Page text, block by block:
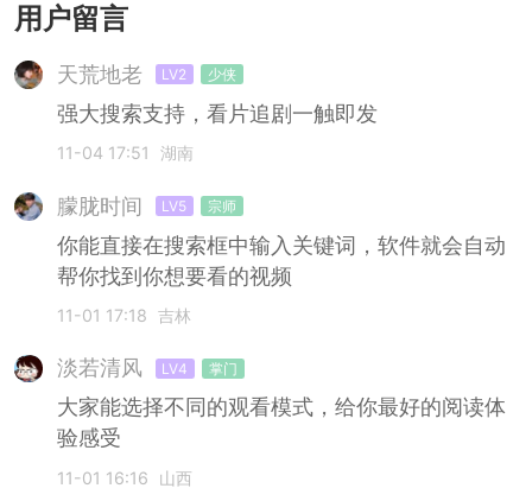
用户留言
天荒地老 LV2 少侠
强大搜索支持，看片追剧一触即发
11-04 17:51 湖南
朦胧时间 LV5 宗师
你能直接在搜索框中输入关键词，软件就会自动
帮你找到你想要看的视频
11-01 17:18 吉林
淡若清风 LV4 掌门
大家能选择不同的观看模式，给你最好的阅读体
验感受
11-01 16:16 山西